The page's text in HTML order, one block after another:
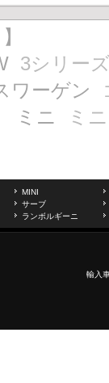
3シリー
ワーゲン
ミニ ミニ
MINI
サーブ
ランボルギーニ
輸入